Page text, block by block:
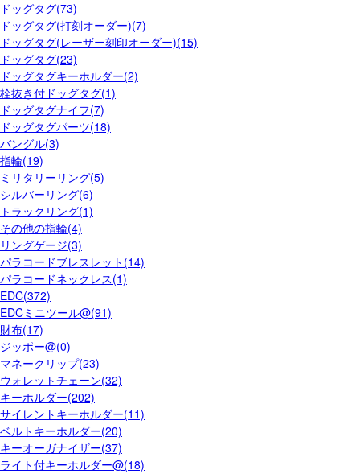
ドッグタグ(73)
ドッグタグ(打刻オーダー)(7)
ドッグタグ(レーザー刻印オーダー)(15)
ドッグタグ(23)
ドッグタグキーホルダー(2)
栓抜き付ドッグタグ(1)
ドッグタグナイフ(7)
ドッグタグパーツ(18)
バングル(3)
指輪(19)
ミリタリーリング(5)
シルバーリング(6)
トラックリング(1)
その他の指輪(4)
リングゲージ(3)
パラコードブレスレット(14)
パラコードネックレス(1)
EDC(372)
EDCミニツール@(91)
財布(17)
ジッポー@(0)
マネークリップ(23)
ウォレットチェーン(32)
キーホルダー(202)
サイレントキーホルダー(11)
ベルトキーホルダー(20)
キーオーガナイザー(37)
ライト付キーホルダー@(18)